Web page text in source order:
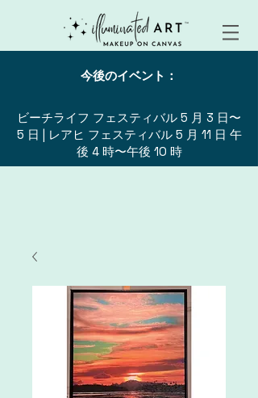
今後のイベント：
ビーチライフ フェスティバル 5 月 3 日〜
5 日 | レアヒ フェスティバル 5 月 11 日 午
後 4 時〜午後 10 時